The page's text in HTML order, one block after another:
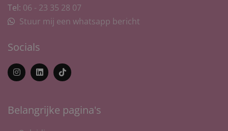
Tel: 06 - 23 35 28 07
Stuur mij een whatsapp bericht
Socials
Belangrijke pagina's